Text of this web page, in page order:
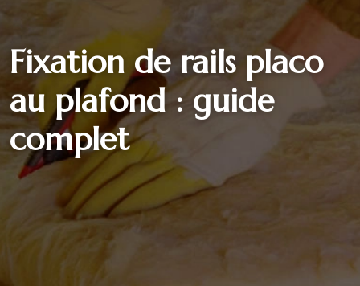
Fixation de rails placo
au plafond : guide
complet